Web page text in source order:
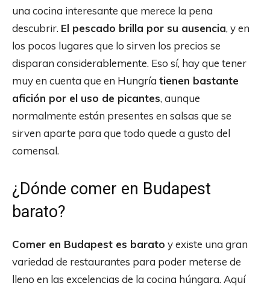
una cocina interesante que merece la pena
descubrir. El pescado brilla por su ausencia, y en
los pocos lugares que lo sirven los precios se
disparan considerablemente. Eso sí, hay que tener
muy en cuenta que en Hungría tienen bastante
afición por el uso de picantes, aunque
normalmente están presentes en salsas que se
sirven aparte para que todo quede a gusto del
comensal.
¿Dónde comer en Budapest
barato?
Comer en Budapest es barato y existe una gran
variedad de restaurantes para poder meterse de
lleno en las excelencias de la cocina húngara. Aquí